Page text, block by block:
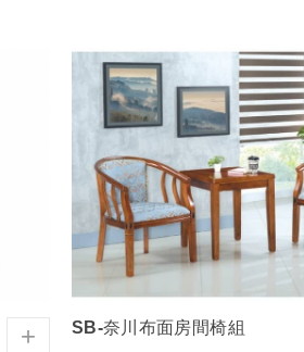
+ SB-奈川布面房間椅組